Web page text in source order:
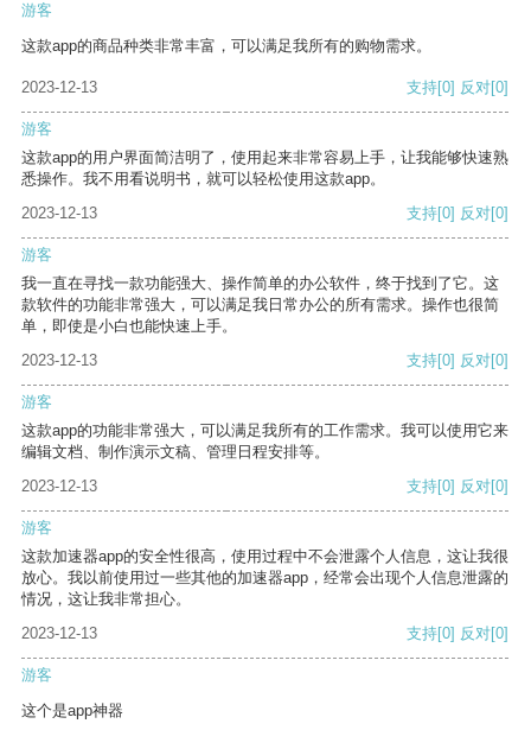
游客
这款app的商品种类非常丰富，可以满足我所有的购物需求。
2023-12-13 支持[0] 反对[0]
游客
这款app的用户界面简洁明了，使用起来非常容易上手，让我能够快速熟
悉操作。我不用看说明书，就可以轻松使用这款app。
2023-12-13
支持[0] 反对[0]
游客
我一直在寻找一款功能强大、操作简单的办公软件，终于找到了它。这
款软件的功能非常强大，可以满足我日常办公的所有需求。操作也很简
单，即使是小白也能快速上手。
2023-12-13
支持[0] 反对[0]
游客
这款app的功能非常强大，可以满足我所有的工作需求。我可以使用它来
编辑文档、制作演示文稿、管理日程安排等。
2023-12-13
支持[0] 反对[0]
游客
这款加速器app的安全性很高，使用过程中不会泄露个人信息，这让我很
放心。我以前使用过一些其他的加速器app，经常会出现个人信息泄露的
情况，这让我非常担心。
2023-12-13
支持[0] 反对[0]
游客
这个是app神器